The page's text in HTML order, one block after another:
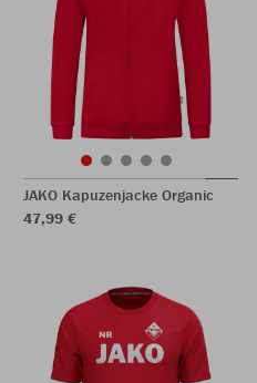
JAKO Kapuzenjacke Organic
47,99 €